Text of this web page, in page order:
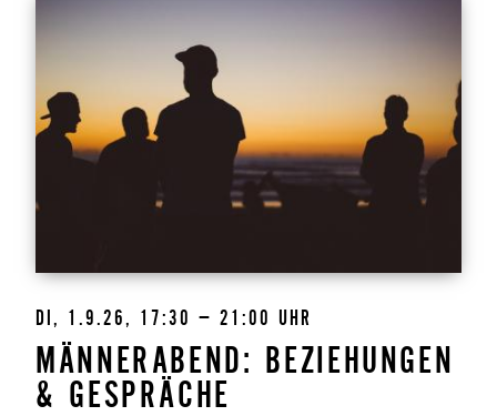
WANDEL
VEREIN
KONTAKT
NEWSLETTER
DI, 1.9.26, 17:30 – 21:00 UHR
MÄNNERABEND: BEZIEHUNGEN
& GESPRÄCHE